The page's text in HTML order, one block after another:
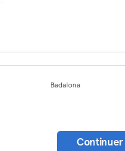
Badalona
Continuer